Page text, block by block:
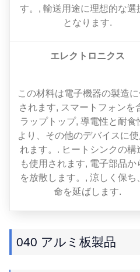
す。, 輸送用途に理想的な選
となります.
エレクトロニクス
この材料は電子機器の製造に
されます, スマートフォンを
ラップトップ, 導電性と耐食
より、その他のデバイスに使
れます。. ヒートシンクの構
も使用されます, 電子部品か
を放散します。, 涼しく保ち
命を延ばします.
040 アルミ板製品